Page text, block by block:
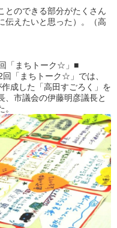
とのできる部分がたくさん
伝えたいと思った）。（高
「まちトーク☆」■
「まちトーク☆」では、
成した「高田すごろく」を
、市議会の伊藤明彦議長と
。